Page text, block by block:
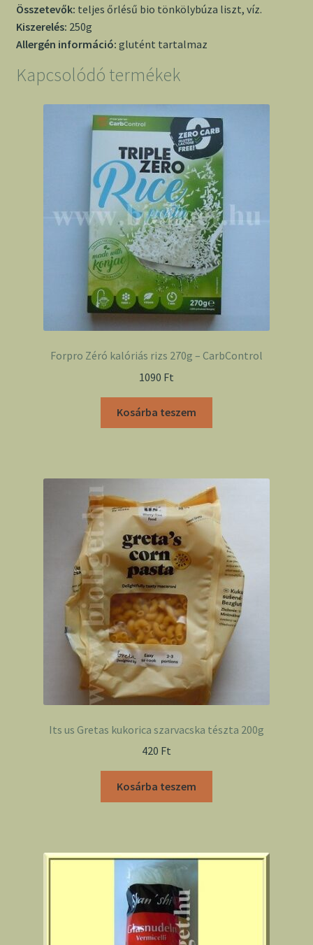
Összetevők: teljes őrlésű bio tönkölybúza liszt, víz.
Kiszerelés: 250g
Allergén információ: glutént tartalmaz
Kapcsolódó termékek
Forpro Zéró kalóriás rizs 270g – CarbControl
1090 Ft
Kosárba teszem
Its us Gretas kukorica szarvacska tészta 200g
420 Ft
Kosárba teszem